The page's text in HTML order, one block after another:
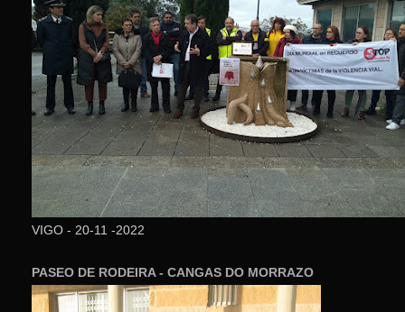
VIGO - 20-11 -2022
PASEO DE RODEIRA - CANGAS DO MORRAZO